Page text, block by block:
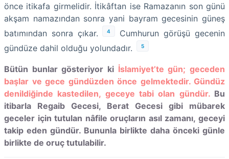
önce itikafa girmelidir. İtikâftan ise Ramazanın son günü
akşam namazından sonra yani bayram gecesinin güneş
batımından sonra çıkar.
4
Cumhurun görüşü gecenin
gündüze dahil olduğu yolundadır.
5
Bütün bunlar gösteriyor ki İslamiyet’te gün; geceden
başlar ve gece gündüzden önce gelmektedir. Gündüz
denildiğinde kastedilen, geceye tabi olan gündür.Bu
itibarla Regaib Gecesi, Berat Gecesi gibi mübarek
geceler için tutulan nâfile oruçların asıl zamanı, geceyi
takip eden gündür. Bununla birlikte daha önceki günle
birlikte de oruç tutulabilir.